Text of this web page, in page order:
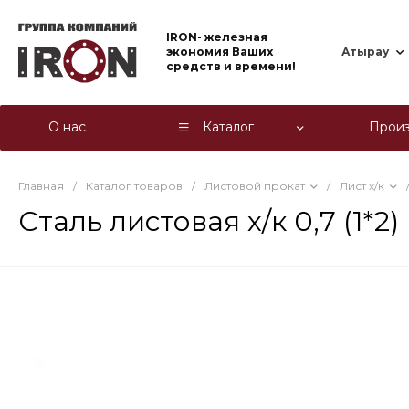
IRON- железная
экономия Ваших
средств и времени!
Атырау
О нас Каталог
Главная / Каталог товаров / Листовой прокат / Лист х/к /
Сталь листовая х/к 0,7 (1*2)